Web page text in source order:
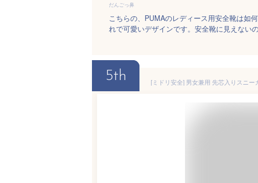
だんごっ鼻
こちらの、PUMAのレディース用安全靴は如
れで可愛いデザインです。安全靴に見えない
5th [ミドリ安全] 男女兼用 先芯入りスニ